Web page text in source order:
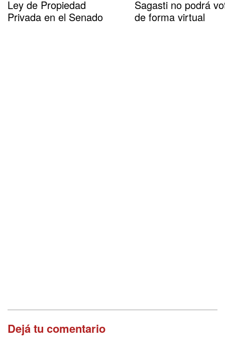
Ley de Propiedad
Privada en el Senado
Sagasti no podrá
de forma virtual
Dejá tu comentario